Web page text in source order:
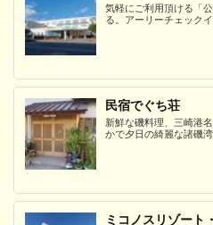
気軽にご利用頂ける「
る。アーリーチェック
民宿でぐち荘
新鮮な磯料理、三崎港
かで夕日の綺麗な諸磯
ミコノスリゾート